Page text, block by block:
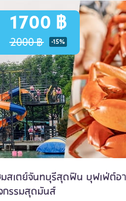
1700 ฿
2000 ฿ -15%
มสเตย์จันทบุรีสุดฟิน บุฟเฟ่ต์อ
กรรมสุดมันส์